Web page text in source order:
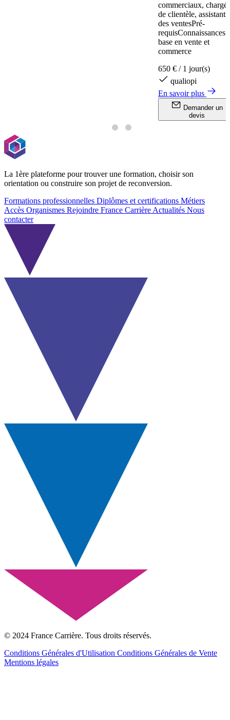
commerciaux, chargés
de clientèle, assistants
des ventesPré-
requisConnaissances
base en vente et
commerce
650 € / 1 jour(s)
qualiopi
En savoir plus
Demander un
devis
La 1ère plateforme pour trouver une formation, choisir son
orientation ou construire son projet de reconversion.
Formations professionnelles Diplômes et certifications Métiers
Accès Organismes Rejoindre France Carrière Actualités Nous
contacter
© 2024 France Carrière. Tous droits réservés.
Conditions Générales d'Utilisation Conditions Générales de Vente
Mentions légales